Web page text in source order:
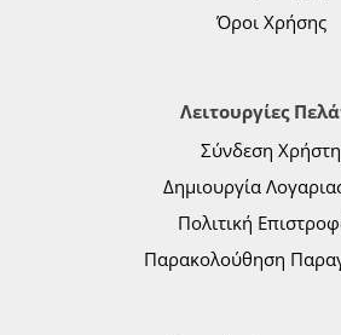
Όροι Χρήσης
Λειτουργίες
Σύνδεση Χρήστη
Δημιουργία
Πολιτική
Παρακολούθηση